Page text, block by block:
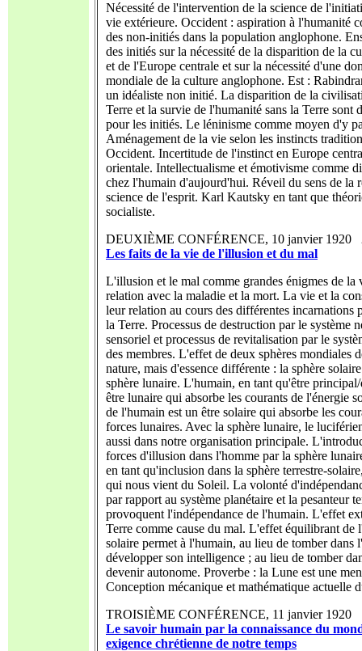
Nécessité de l'intervention de la science de
vie extérieure. Occident : aspiration à l'humanité
des non-initiés dans la population anglophone.
des initiés sur la nécessité de la disparition de la
et de l'Europe centrale et sur la nécessité d'une
mondiale de la culture anglophone. Est :
un idéaliste non initié. La disparition de la
Terre et la survie de l'humanité sans la Terre sont
pour les initiés. Le léninisme comme moyen d'y
Aménagement de la vie selon les instincts
Occident. Incertitude de l'instinct en Europe
orientale. Intellectualisme et émotivisme comme
chez l'humain d'aujourd'hui. Réveil du sens de la
science de l'esprit. Karl Kautsky en tant que
socialiste.
DEUXIÈME CONFÉRENCE, 10 janvier 1920
Les faits de la vie de l'illusion et du mal
L'illusion et le mal comme grandes énigmes de la
relation avec la maladie et la mort. La vie et la
leur relation au cours des différentes incarnations
la Terre. Processus de destruction par le système
sensoriel et processus de revitalisation par le
des membres. L'effet de deux sphères mondiales
nature, mais d'essence différente : la sphère
sphère lunaire. L'humain, en tant qu'être principal/
être lunaire qui absorbe les courants de l'énergie
de l'humain est un être solaire qui absorbe les
forces lunaires. Avec la sphère lunaire, le
aussi dans notre organisation principale.
forces d'illusion dans l'homme par la sphère
en tant qu'inclusion dans la sphère terrestre-
qui nous vient du Soleil. La volonté
par rapport au système planétaire et la pesanteur
provoquent l'indépendance de l'humain. L'effet
Terre comme cause du mal. L'effet équilibrant de
solaire permet à l'humain, au lieu de tomber dans
développer son intelligence ; au lieu de tomber
devenir autonome. Proverbe : la Lune est une
Conception mécanique et mathématique actuelle
TROISIÈME CONFÉRENCE, 11 janvier
Le savoir humain par la connaissance du
exigence chrétienne de notre temps